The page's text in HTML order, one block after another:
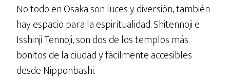
No todo en Osaka son luces y diversión, también
hay espacio para la espiritualidad. Shitennoji e
Isshinji Tennoji, son dos de los templos más
bonitos de la ciudad y fácilmente accesibles
desde Nipponbashi.